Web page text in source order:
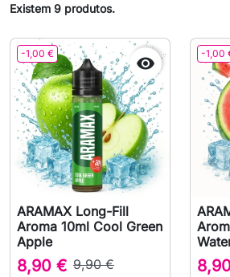
Existem 9 produtos.
-1,00 € 
ARAMAX Long-Fill
Aroma 10ml Cool Green
Apple
8,90 € 9,90 €
-1,00